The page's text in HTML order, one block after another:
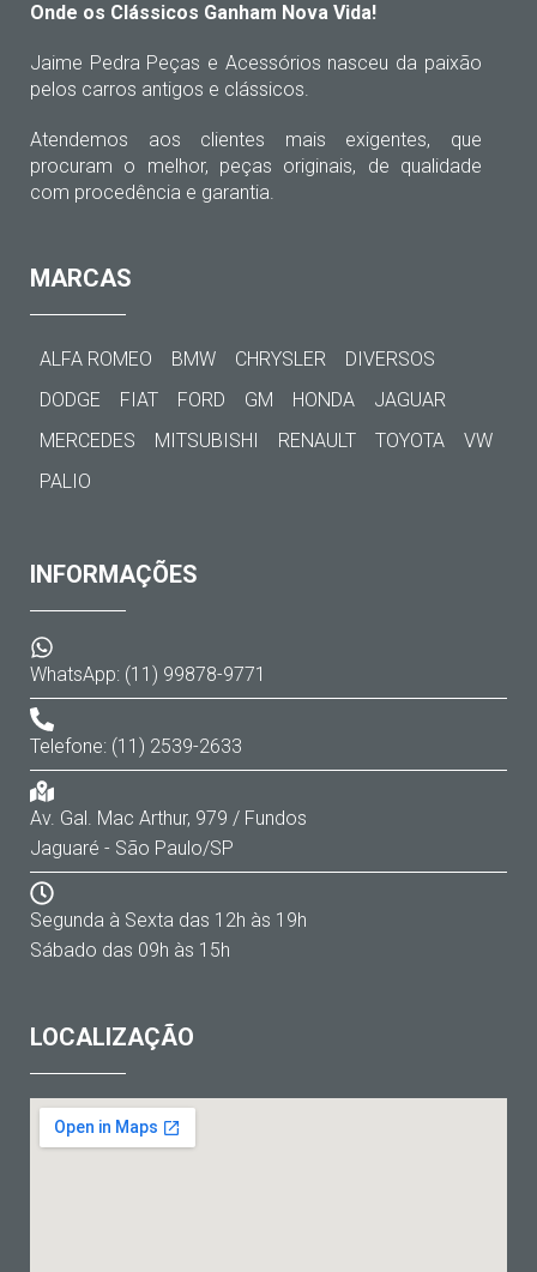
Onde os Clássicos Ganham Nova Vida!
Jaime Pedra Peças e Acessórios nasceu da paixão
pelos carros antigos e clássicos.
Atendemos aos clientes mais exigentes, que
procuram o melhor, peças originais, de qualidade
com procedência e garantia.
MARCAS
ALFA ROMEO BMW CHRYSLER
DIVERSOS
DODGE
FIAT FORD GM HONDA
JAGUAR
MERCEDES
MITSUBISHI RENAULT TOYOTA
VW
PALIO
INFORMAÇÕES
WhatsApp: (11) 99878-9771
Telefone: (11) 2539-2633
Av. Gal. Mac Arthur, 979 / Fundos
Jaguaré - São Paulo/SP
Segunda à Sexta das 12h às 19h
Sábado das 09h às 15h
LOCALIZAÇÃO